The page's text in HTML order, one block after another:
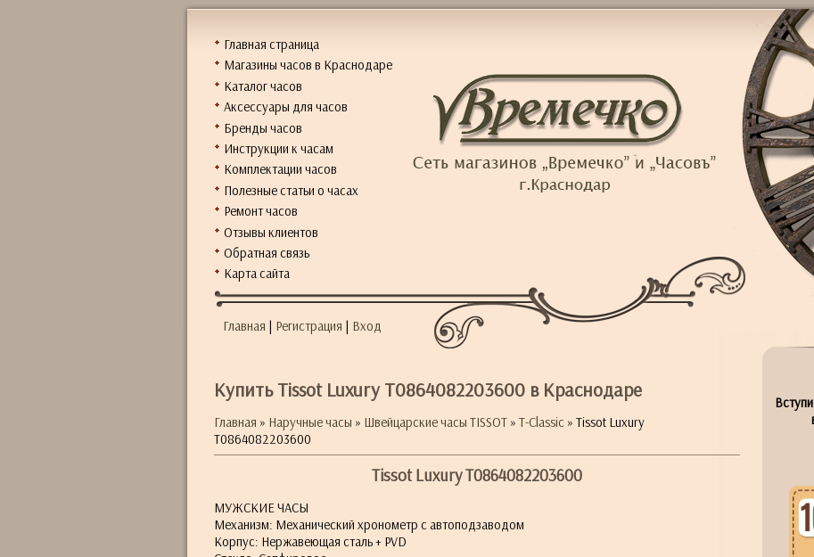
Главная страница
Магазины часов в Краснодаре
Каталог часов
Аксессуары для часов
Бренды часов
Инструкции к часам
Комплектации часов
Полезные статьи о часах
Ремонт часов
Отзывы клиентов
Обратная связь
Карта сайта
Главная | Регистрация | Вход
Купить Tissot Luxury T0864082203600 в Краснодаре
Главная » Наручные часы » Швейцарские часы TISSOT» T-Classic» Tissot Luxury
T0864082203600
Tissot Luxury T0864082203600
МУЖСКИЕ ЧАСЫ
Механизм: Механический хронометр с автоподзаводом
Корпус: Нержавеющая сталь + PVD